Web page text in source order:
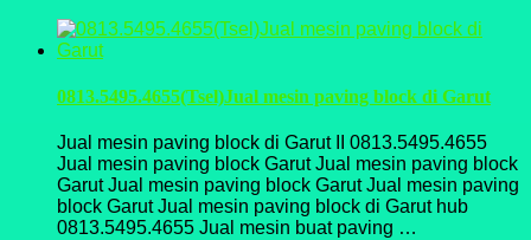
0813.5495.4655(Tsel)Jual mesin paving block di Garut
Jual mesin paving block di Garut II 0813.5495.4655
Jual mesin paving block Garut Jual mesin paving block
Garut Jual mesin paving block Garut Jual mesin paving
block Garut Jual mesin paving block di Garut hub
0813.5495.4655 Jual mesin buat paving …